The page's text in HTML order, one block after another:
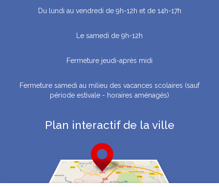
Du lundi au vendredi de 9h-12h et de 14h-17h
Le samedi de 9h-12h
Fermeture jeudi-après midi
Fermeture samedi au milieu des vacances scolaires (sauf
période estivale - horaires aménagés)
Plan interactif de la ville